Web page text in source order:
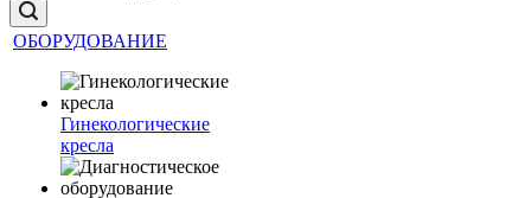
ОБОРУДОВАНИЕ
Гинекологические
кресла